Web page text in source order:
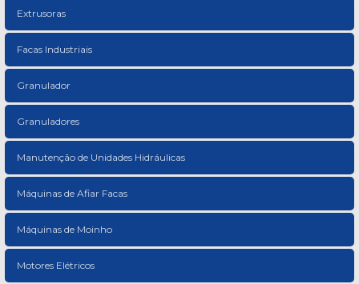
Extrusoras
Facas Industriais
Granulador
Granuladores
Manutenção de Unidades Hidráulicas
Máquinas de Afiar Facas
Máquinas de Moinho
Motores Elétricos